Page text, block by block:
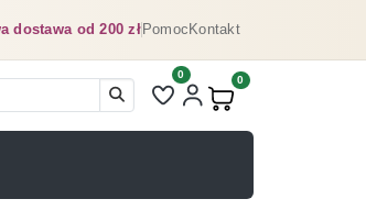
dostawa od 200 złPomocKontakt
Liczba pozycji na liście
0
Produkty w koszyku:
0